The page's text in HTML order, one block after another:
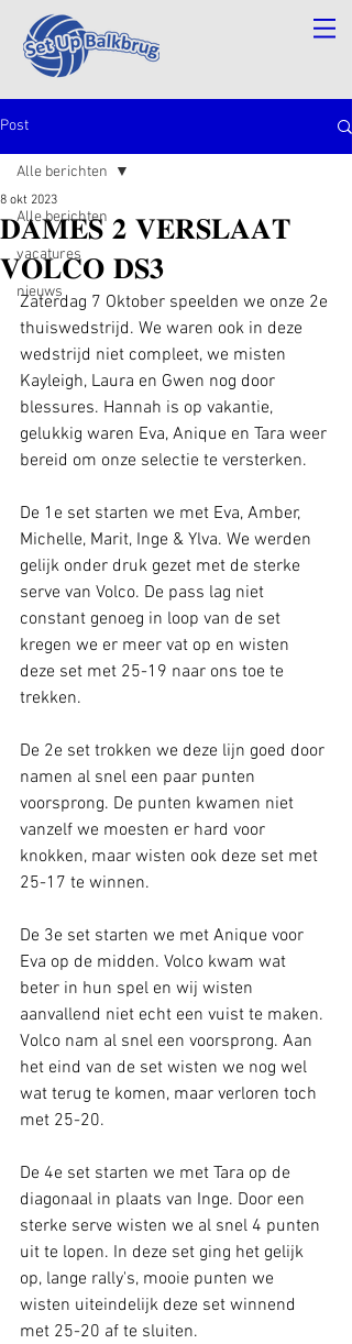
Post
Alle berichten
vacatures
nieuws
Alle berichten
𝐃𝐀𝐌𝐄𝐒 𝟐 𝐕𝐄𝐑𝐒𝐋𝐀𝐀𝐓
𝐕𝐎𝐋𝐂𝐎 𝐃𝐒𝟑
8 okt 2023
Zaterdag 7 Oktober speelden we onze 2e
thuiswedstrijd. We waren ook in deze
wedstrijd niet compleet, we misten
Kayleigh, Laura en Gwen nog door
blessures. Hannah is op vakantie,
gelukkig waren Eva, Anique en Tara weer
bereid om onze selectie te versterken.
De 1e set starten we met Eva, Amber,
Michelle, Marit, Inge & Ylva. We werden
gelijk onder druk gezet met de sterke
serve van Volco. De pass lag niet
constant genoeg in loop van de set
kregen we er meer vat op en wisten
deze set met 25-19 naar ons toe te
trekken.
De 2e set trokken we deze lijn goed door
namen al snel een paar punten
voorsprong. De punten kwamen niet
vanzelf we moesten er hard voor
knokken, maar wisten ook deze set met
25-17 te winnen.
De 3e set starten we met Anique voor
Eva op de midden. Volco kwam wat
beter in hun spel en wij wisten
aanvallend niet echt een vuist te maken.
Volco nam al snel een voorsprong. Aan
het eind van de set wisten we nog wel
wat terug te komen, maar verloren toch
met 25-20.
De 4e set starten we met Tara op de
diagonaal in plaats van Inge. Door een
sterke serve wisten we al snel 4 punten
uit te lopen. In deze set ging het gelijk
op, lange rally's, mooie punten we
wisten uiteindelijk deze set winnend
met 25-20 af te sluiten.